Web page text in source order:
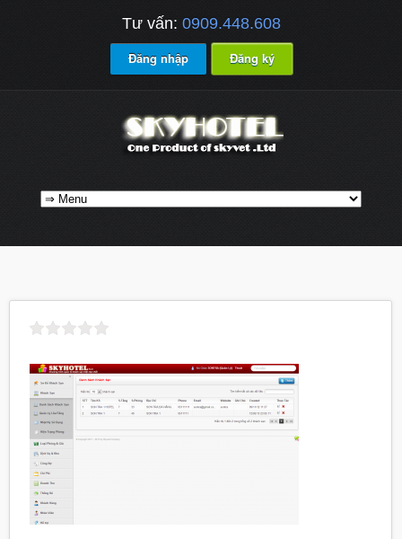
Tư vấn: 0909.448.608
Đăng nhập Đăng ký